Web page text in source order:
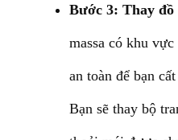
Bước 3: Thay
massa có khu
an toàn để bạn
Bạn sẽ thay bộ